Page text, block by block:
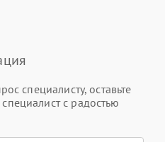
специалисту, оставьте
с радостью